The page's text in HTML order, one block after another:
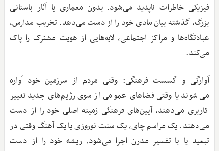
فیزیکی خاطرات ناپدید می‌شود. بدون معماری یا آثار باستانی
بزرگ، گذشته بیان مادی خود را از دست می‌دهد. تخریب مدارس،
عبادتگاه‌ها و مراکز اجتماعی، لایه‌هایی از هویت مشترک را پاک
می‌کند.
آوارگی و گسست فرهنگی: وقتی مردم از سرزمین خود آواره
می‌شوند یا وقتی فضاهای عمومی از سوی رژیم‌های جدید تغییر
کاربری می‌دهند، آیین‌های فرهنگی زمینه اصلی خود را از دست
می‌دهند. یک مراسم چای، یک سنت نوروزی یا یک آهنگ وقتی در
تبعید یا با تفسیر مدرن اجرا می‌شود، ریشه خود را از دست